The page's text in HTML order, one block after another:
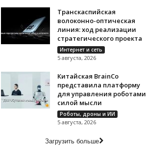
Транскаспийская
волоконно-оптическая
линия: ход реализации
стратегического проекта
Интернет и сеть
5 августа, 2026
Китайская BrainCo
представила платформу
для управления роботами
силой мысли
Роботы, дроны и ИИ
5 августа, 2026
Загрузить больше